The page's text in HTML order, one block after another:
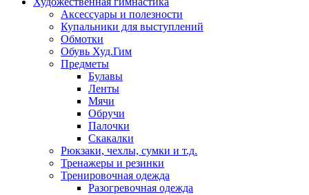
Аксессуары и полезности
Купальники для выступлений
Обмотки
Обувь Худ.Гим
Предметы
Булавы
Ленты
Мячи
Обручи
Палочки
Скакалки
Рюкзаки, чехлы, сумки и т.д.
Тренажеры и резинки
Тренировочная одежда
Разогревочная одежда